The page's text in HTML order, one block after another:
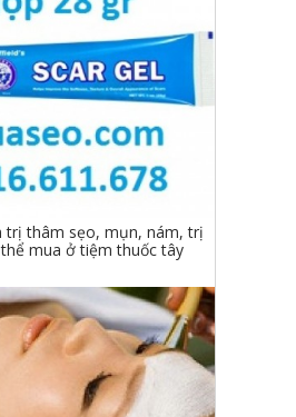
trị thâm sẹo, mụn, nám, trị
mua ở tiệm thuốc tây